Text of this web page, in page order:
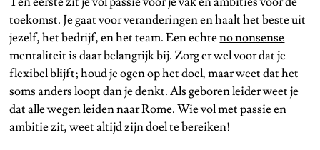
toekomst. Je gaat voor veranderingen en haalt het beste uit
jezelf, het bedrijf, en het team. Een echteno nonsense
mentaliteit is daar belangrijk bij. Zorg er wel voor dat je
flexibel blijft; houd je ogen op het doel, maar weet dat het
soms anders loopt dan je denkt. Als geboren leider weet je
dat alle wegen leiden naar Rome. Wie vol met passie en
ambitie zit, weet altijd zijn doel te bereiken!